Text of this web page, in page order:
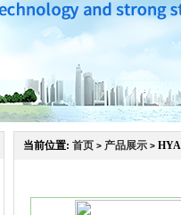
当前位置: 首页 > 产品展示 >